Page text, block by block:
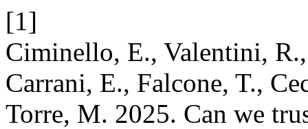
[1]
Ciminello, E., Valentini,
Carrani, E., Falcone, T.,
Torre, M. 2025. Can we